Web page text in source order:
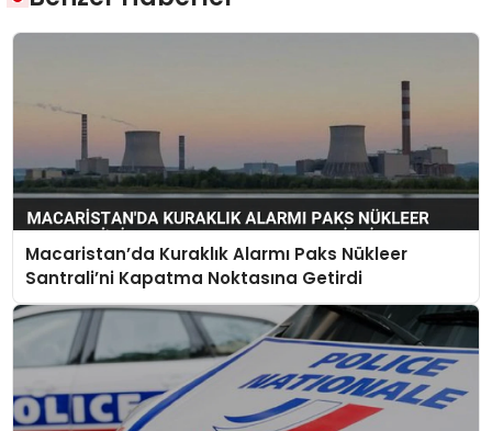
Macaristan’da Kuraklık Alarmı Paks Nükleer
Santrali’ni Kapatma Noktasına Getirdi